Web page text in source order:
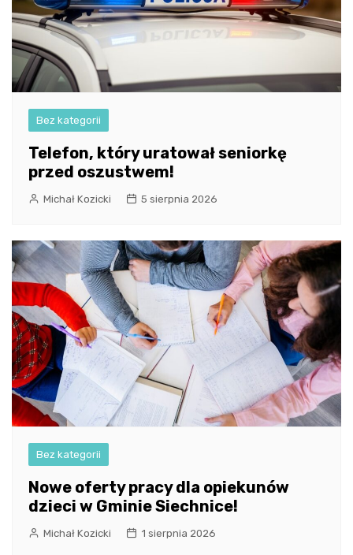
Bez kategorii
Telefon, który uratował seniorkę
przed oszustwem!
Michał Kozicki 5 sierpnia 2026
Bez kategorii
Nowe oferty pracy dla opiekunów
dzieci w Gminie Siechnice!
Michał Kozicki 1 sierpnia 2026